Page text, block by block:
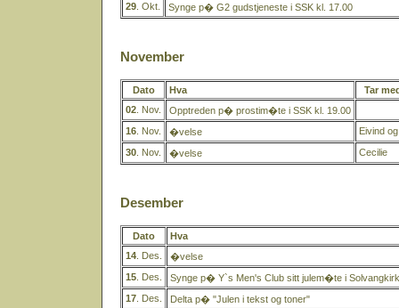
29 . Okt. Synge p� G2 gudstjeneste i SSK kl. 17.00
November
Dato Hva
Tar
02 . Nov.
Opptreden p� prostim�te i SSK kl. 19.00
16 . Nov. �velse
Eivind
30 . Nov. �velse Cecilie
Desember
Dato
Hva
14 . Des.
�velse
15 . Des.
Synge p� Y`s Men's Club sitt julem�te i
17 . Des. Delta p� "Julen i tekst og toner"